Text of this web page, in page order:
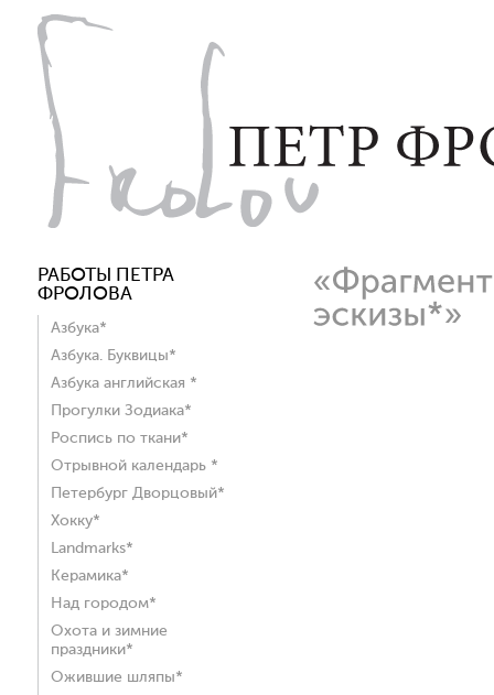
РАБОТЫ ПЕТРА
ФРОЛОВА
Азбука*
Азбука. Буквицы*
Азбука английская *
Прогулки Зодиака*
Роспись по ткани*
Отрывной календарь *
Петербург Дворцовый*
Хокку*
Landmarks*
Керамика*
Над городом*
Охота и зимние
праздники*
Ожившие шляпы*